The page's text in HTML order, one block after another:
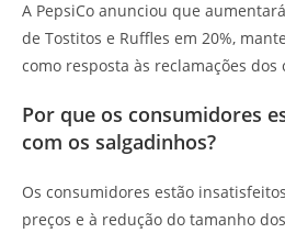
A PepsiCo anunciou que
de Tostitos e Ruffles em 20%,
como resposta às reclamações dos
Por que os consumidores
com os salgadinhos?
Os consumidores estão
preços e à redução do tamanho